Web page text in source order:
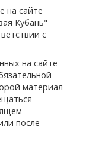
на сайте
Кубань"
с
на сайте
материал
после